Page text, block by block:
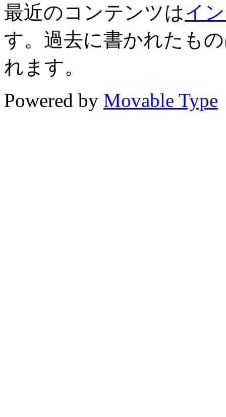
最近のコンテンツはイ
す。過去に書かれたも
れます。
Powered by Movable Type